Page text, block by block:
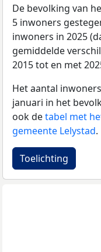
De bevolking van
5 inwoners
inwoners in 2025
gemiddelde
2015 tot en met
Het aantal
januari in het
ook detabel met
gemeente Lelystad.
Toelichting